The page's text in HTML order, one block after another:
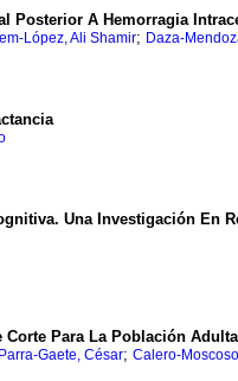
Posterior A Hemorragia
López, Ali Shamir; Daza-
Una Investigación
Para La Población
Parra-Gaete, César; Calero-